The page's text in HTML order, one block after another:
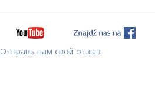
Отправь нам свой отзыв